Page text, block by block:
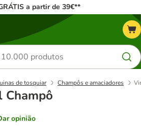
a partir de 39€**
de tosquiar Champôs e amaciadores
opinião